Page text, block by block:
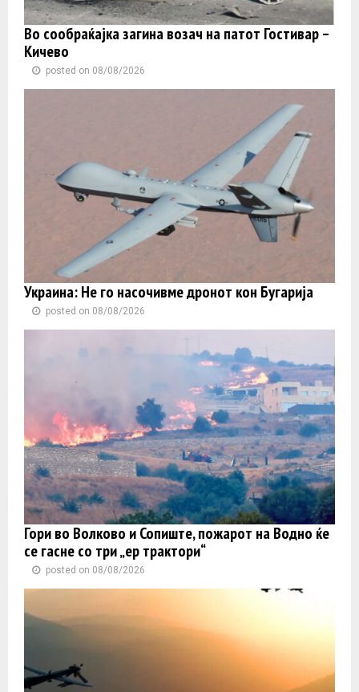
Во сообраќајка загина возач на патот Гостивар –
Кичево
posted on 08/08/2026
Украина: Не го насочивме дронот кон Бугарија
posted on 08/08/2026
Гори во Волково и Сопиште, пожарот на Водно ќе
се гасне со три „ер трактори“
posted on 08/08/2026